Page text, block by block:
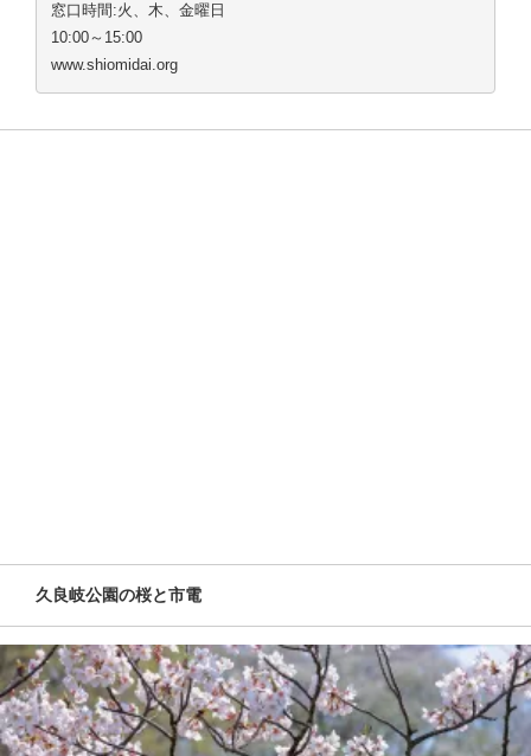
窓口時間:火、木、金曜日
10:00～15:00
www.shiomidai.org
久良岐公園の桜と市電